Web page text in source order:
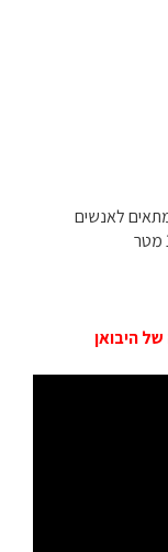
לאנשים
היבואן